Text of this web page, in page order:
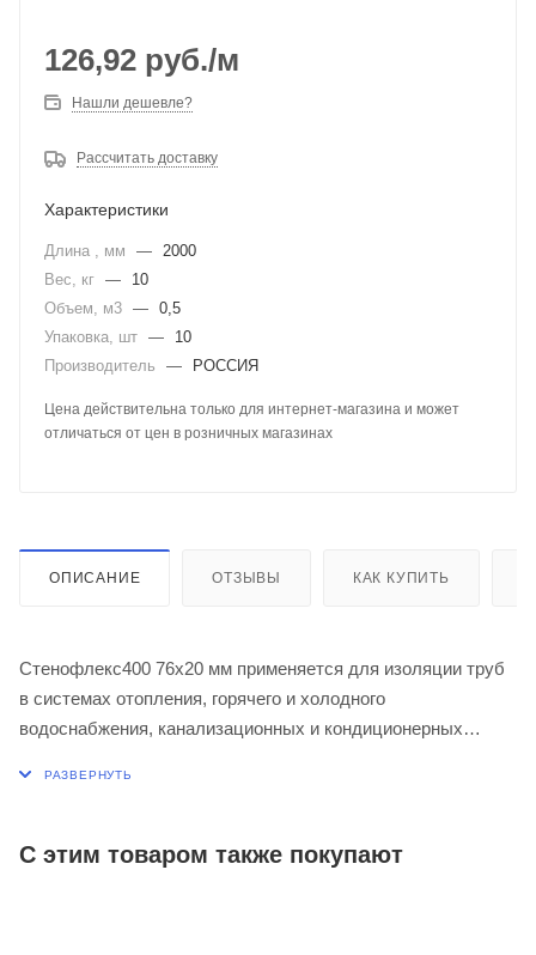
126,92 руб./м
Нашли дешевле?
Рассчитать доставку
Характеристики
Длина , мм — 2000
Вес, кг —
10
Объем, м3 — 0,5
Упаковка, шт —
10
Производитель
— РОССИЯ
Цена действительна только для интернет-магазина и может
отличаться от цен в розничных магазинах
ОПИСАНИЕ ОТЗЫВЫ КАК КУПИТЬ
Стенофлекс400 76х20 мм применяется для изоляции труб
в системах отопления, горячего и холодного
водоснабжения, канализационных и кондиционерных
С этим товаром также покупают